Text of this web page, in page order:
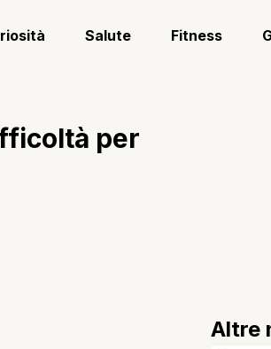
Salute Fitness
per
Altre